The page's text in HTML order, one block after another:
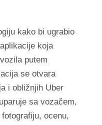
kako bi ugrabio
koja
putem
se otvara
i obližnjih Uber
sa vozačem,
ocenu,